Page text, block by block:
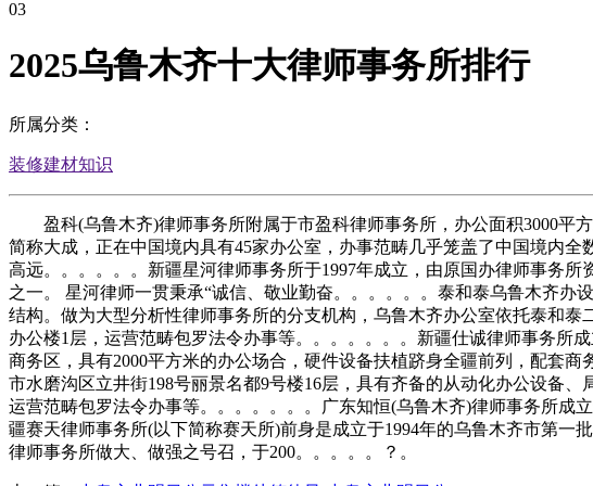
03
2025乌鲁木齐十大律师事务所排行
所属分类：
装修建材知识
盈科(乌鲁木齐)律师事务所附属于市盈科律师事务所，办公面积3000平
简称大成，正在中国境内具有45家办公室，办事范畴几乎笼盖了中国境内
高远。。。。。。新疆星河律师事务所于1997年成立，由原国办律师事务
之一。 星河律师一贯秉承“诚信、敬业勤奋。。。。。。泰和泰乌鲁木齐办
结构。做为大型分析性律师事务所的分支机构，乌鲁木齐办公室依托泰和
办公楼1层，运营范畴包罗法令办事等。。。。。。。新疆仕诚律师事务所
商务区，具有2000平方米的办公场合，硬件设备扶植跻身全疆前列，配套
市水磨沟区立井街198号丽景名都9号楼16层，具有齐备的从动化办公设备
运营范畴包罗法令办事等。。。。。。。广东知恒(乌鲁木齐)律师事务所成
疆赛天律师事务所(以下简称赛天所)前身是成立于1994年的乌鲁木齐市第
律师事务所做大、做强之号召，于200。。。。。？。